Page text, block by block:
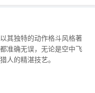
其独特的动作格斗风格著
准确无误，无论是空中飞
人的精湛技艺。